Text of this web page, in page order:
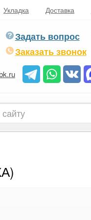
Укладка Доставка
Задать вопрос
Заказать звонок